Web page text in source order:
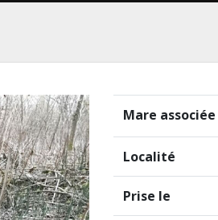
Mare associée
Localité
Prise le